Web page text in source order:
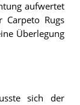
aufwertet
Rugs
Überlegung
sich der